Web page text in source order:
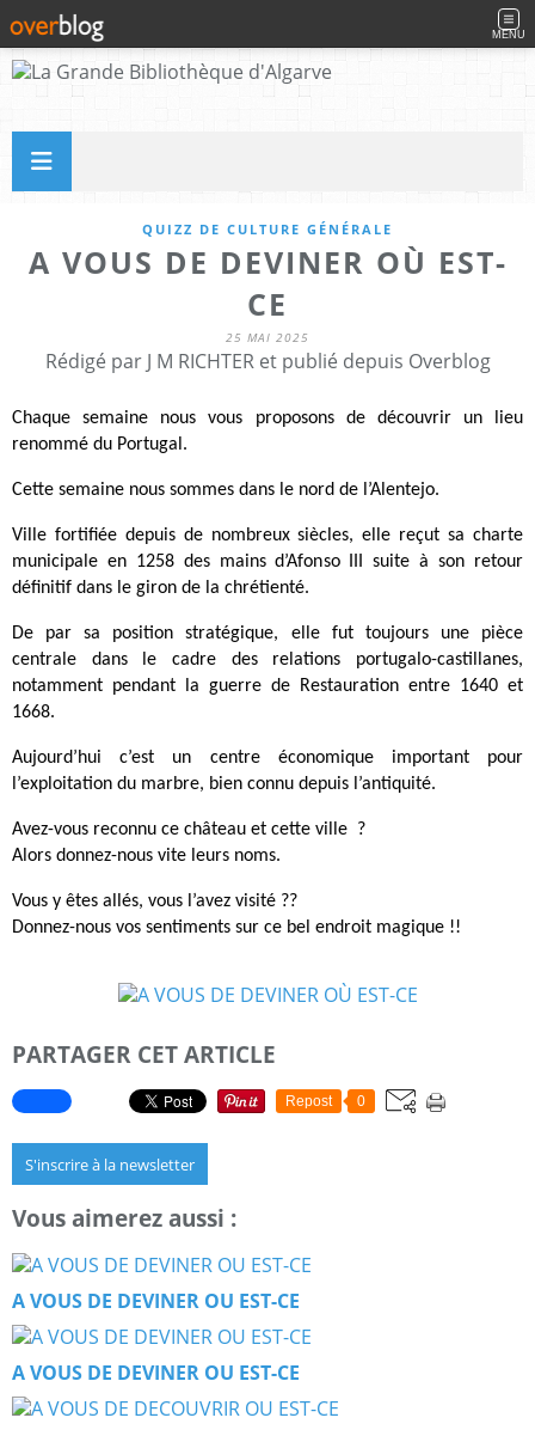
MENU
QUIZZ DE CULTURE GÉNÉRALE
A VOUS DE DEVINER OÙ EST-
CE
25 MAI 2025
Rédigé par J M RICHTER et publié depuis Overblog
Chaque semaine nous vous proposons de découvrir un lieu
renommé du Portugal.
Cette semaine nous sommes dans le nord de l’Alentejo.
Ville fortifiée depuis de nombreux siècles, elle reçut sa charte
municipale en 1258 des mains d’Afonso III suite à son retour
définitif dans le giron de la chrétienté.
De par sa position stratégique, elle fut toujours une pièce
centrale dans le cadre des relations portugalo-castillanes,
notamment pendant la guerre de Restauration entre 1640 et
1668.
Aujourd’hui c’est un centre économique important pour
l’exploitation du marbre, bien connu depuis l’antiquité.
Avez-vous reconnu ce château et cette ville ?
Alors donnez-nous vite leurs noms.
Vous y êtes allés, vous l’avez visité ??
Donnez-nous vos sentiments sur ce bel endroit magique !!
PARTAGER CET ARTICLE
Repost 0
S'inscrire à la newsletter
Vous aimerez aussi :
A VOUS DE DEVINER OU EST-CE
A VOUS DE DEVINER OU EST-CE